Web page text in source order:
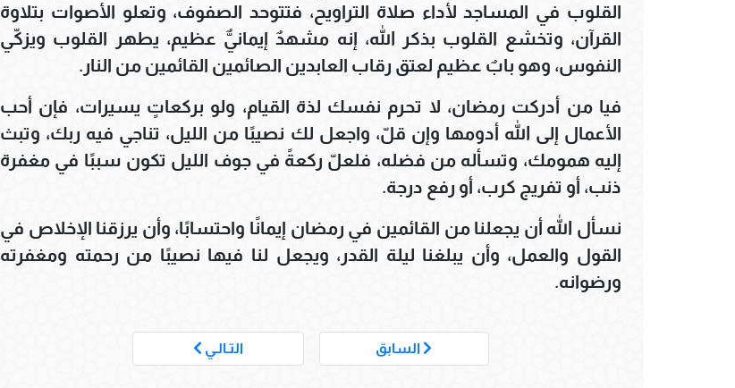
القلوب في المساجد لأداء صلاة التراويح، فتتوحد الصفوف، وتعلو الأصوات بتلاوة
القرآن، وتخشع القلوب بذكر الله، إنه مشهدٌ إيمانيٌّ عظيم، يطهر القلوب ويزكّي
النفوس، وهو بابٌ عظيم لعتق رقاب العابدين الصائمين القائمين من النار.
فيا من أدركت رمضان، لا تحرم نفسك لذة القيام، ولو بركعاتٍ يسيرات، فإن أحب
الأعمال إلى الله أدومها وإن قلّ، واجعل لك نصيبًا من الليل، تناجي فيه ربك، وتبث
إليه همومك، وتسأله من فضله، فلعلّ ركعةً في جوف الليل تكون سببًا في مغفرة
ذنب، أو تفريج كرب، أو رفع درجة.
نسأل الله أن يجعلنا من القائمين في رمضان إيمانًا واحتسابًا، وأن يرزقنا الإخلاص في
القول والعمل، وأن يبلغنا ليلة القدر، ويجعل لنا فيها نصيبًا من رحمته ومغفرته
ورضوانه.
السابق التـالـي